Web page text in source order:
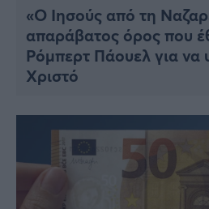
«Ο Ιησούς από τη
απαράβατος όρος που
Ρόμπερτ Πάουελ για να
Χριστό